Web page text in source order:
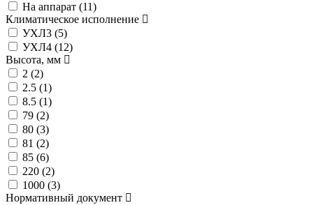
На аппарат (11)
Климатическое исполнение
УХЛ3 (5)
УХЛ4 (12)
Высота, мм
2 (2)
2.5 (1)
8.5 (1)
79 (2)
80 (3)
81 (2)
85 (6)
220 (2)
1000 (3)
Нормативный документ